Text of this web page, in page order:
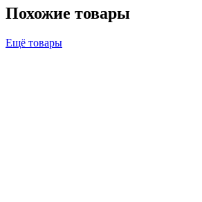
Похожие товары
Ещё товары